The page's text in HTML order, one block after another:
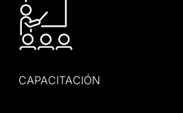
CAPACITACIÓN